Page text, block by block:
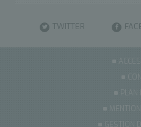
TWITTER
PLAN
GESTION